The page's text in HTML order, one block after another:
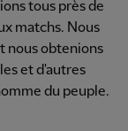
tous près de
matchs. Nous
nous obtenions
et d'autres
du peuple.